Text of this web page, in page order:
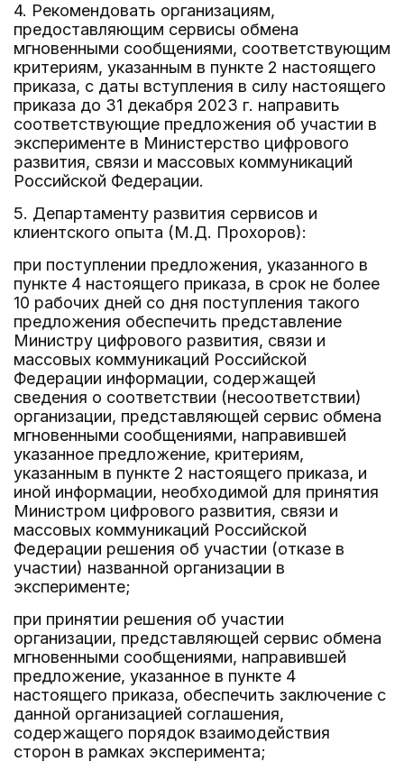
4. Рекомендовать организациям,
предоставляющим сервисы обмена
мгновенными сообщениями, соответствующим
критериям, указанным в пункте 2 настоящего
приказа, с даты вступления в силу настоящего
приказа до 31 декабря 2023 г. направить
соответствующие предложения об участии в
эксперименте в Министерство цифрового
развития, связи и массовых коммуникаций
Российской Федерации.
5. Департаменту развития сервисов и
клиентского опыта (М.Д. Прохоров):
при поступлении предложения, указанного в
пункте 4 настоящего приказа, в срок не более
10 рабочих дней со дня поступления такого
предложения обеспечить представление
Министру цифрового развития, связи и
массовых коммуникаций Российской
Федерации информации, содержащей
сведения о соответствии (несоответствии)
организации, представляющей сервис обмена
мгновенными сообщениями, направившей
указанное предложение, критериям,
указанным в пункте 2 настоящего приказа, и
иной информации, необходимой для принятия
Министром цифрового развития, связи и
массовых коммуникаций Российской
Федерации решения об участии (отказе в
участии) названной организации в
эксперименте;
при принятии решения об участии
организации, представляющей сервис обмена
мгновенными сообщениями, направившей
предложение, указанное в пункте 4
настоящего приказа, обеспечить заключение с
данной организацией соглашения,
содержащего порядок взаимодействия
сторон в рамках эксперимента;